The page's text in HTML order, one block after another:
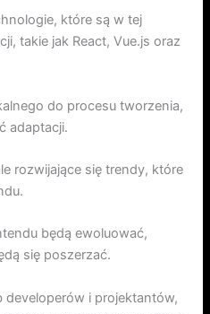
które są w tej
takie jak React, Vue.js oraz
do procesu tworzenia,
adaptacji.
rozwijające się trendy, które
będą ewoluować,
się poszerzać.
developerów i projektantów,